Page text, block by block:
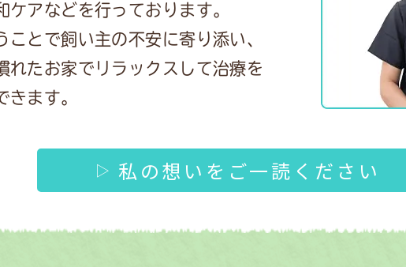
ケアなどを行っております。
ことで飼い主の不安に寄り添い、
れたお家でリラックスして治療を
きます。
私の想いを ご一読ください